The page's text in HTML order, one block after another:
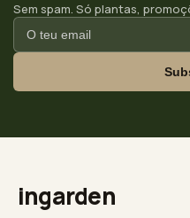
Sem spam. Só plantas,
ingarden